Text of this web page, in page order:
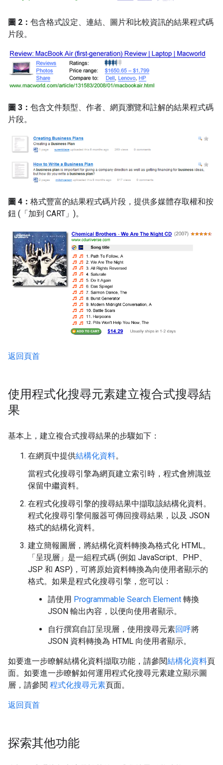
圖 2： 包含格式設定、連結、圖片和比較資訊的結果程式碼
片段。
圖 3： 包含文件類型、作者、網頁瀏覽和註解的結果程式碼
片段。
圖 4： 格式豐富的結果程式碼片段，提供多媒體存取權和按
鈕 (「加到 CART」)。
返回頁首
使用程式化搜尋元素建立複合式搜尋結
果
基本上，建立複合式搜尋結果的步驟如下：
在網頁中提供結構化資料。
當程式化搜尋引擎為網頁建立索引時，程式會辨識並
保留中繼資料。
在程式化搜尋引擎的搜尋結果中擷取該結構化資料。
程式化搜尋引擎伺服器可傳回搜尋結果，以及 JSON
格式的結構化資料。
建立簡報圖層，將結構化資料轉換為格式化 HTML。
「呈現層」 是一組程式碼 (例如 JavaScript、PHP、
JSP 和 ASP)，可將原始資料轉換為向使用者顯示的
格式。如果是程式化搜尋引擎，您可以：
請使用 Programmable Search Element 轉換
JSON 輸出內容，以便向使用者顯示。
自行撰寫自訂呈現層，使用搜尋元素回呼將
JSON 資料轉換為 HTML 向使用者顯示。
如要進一步瞭解結構化資料擷取功能，請參閱結構化資料頁
面。如要進一步瞭解如何運用程式化搜尋元素建立顯示圖
層，請參閱 程式化搜尋元素頁面。
返回頁首
探索其他功能